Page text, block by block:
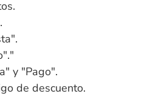
y "Pago".
de descuento.